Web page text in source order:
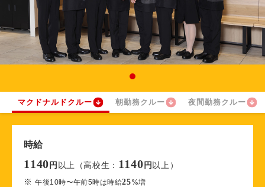
マクドナルドクルー 朝勤務クルー 夜間勤務クルー
時給
1140 円 以上（高校生： 1140 円 以上）
※午後10時〜午前5時は時給25%増